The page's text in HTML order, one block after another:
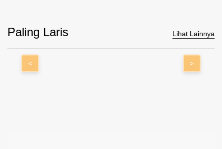
Paling Laris Lihat Lainnya
< >